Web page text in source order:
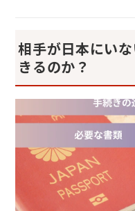
相手が日本にい
きるのか？